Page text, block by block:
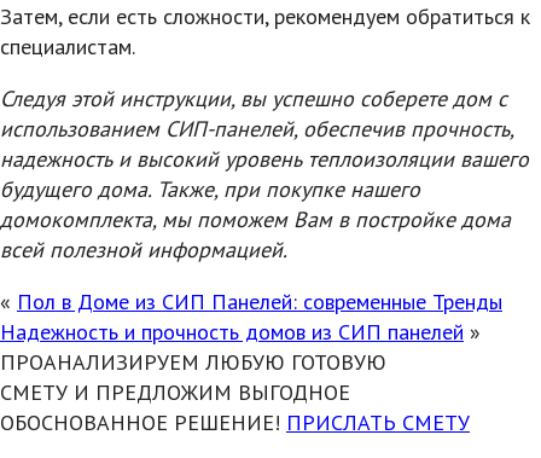
Затем, если есть сложности, рекомендуем обратиться к
специалистам.
Следуя этой инструкции, вы успешно соберете дом с
использованием СИП-панелей, обеспечив прочность,
надежность и высокий уровень теплоизоляции вашего
будущего дома. Также, при покупке нашего
домокомплекта, мы поможем Вам в постройке дома
всей полезной информацией.
« Пол в Доме из СИП Панелей: современные Тренды
Надежность и прочность домов из СИП панелей »
ПРОАНАЛИЗИРУЕМ ЛЮБУЮ ГОТОВУЮ
СМЕТУ И ПРЕДЛОЖИМ ВЫГОДНОЕ
ОБОСНОВАННОЕ РЕШЕНИЕ! ПРИСЛАТЬ СМЕТУ